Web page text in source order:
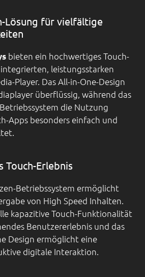
Lösung für vielfältige
bieten ein hochwertiges Touch-
leistungsstarken
Player. Das All-in-One-Design
überflüssig, während das
die Nutzung
Apps besonders einfach und
Touch-Erlebnis
Betriebssystem ermöglicht
von High Speed Inhalten.
kapazitive Touch-Funktionalität
Benutzererlebnis und das
Design ermöglicht eine
digitale Interaktion.